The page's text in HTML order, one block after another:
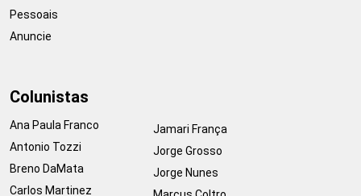
Pessoais
Anuncie
Colunistas
Ana Paula Franco
Antonio Tozzi
Breno DaMata
Carlos Martinez
Jamari França
Jorge Grosso
Jorge Nunes